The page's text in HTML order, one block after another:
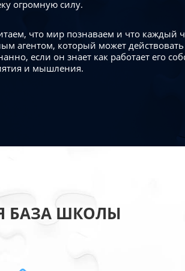
огромную силу.
что мир познаваем и что каждый
агентом, который может
если он знает как работает его
и мышления.
БАЗА ШКОЛЫ